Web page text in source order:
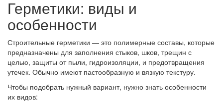
Герметики: виды и
особенности
Строительные герметики — это полимерные составы, которые
предназначены для заполнения стыков, шков, трещин с
целью, защиты от пыли, гидроизоляции, и предотвращения
утечек. Обычно имеют пастообразную и вязкую текстуру.
Чтобы подобрать нужный вариант, нужно знать особенности
их видов: